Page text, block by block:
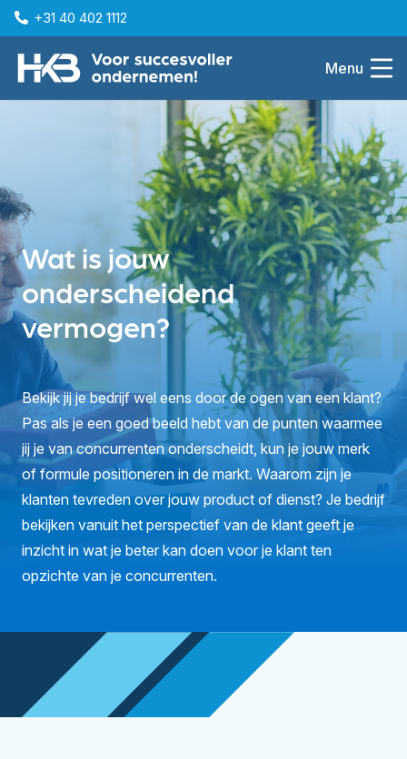
+31 40 402 1112
Menu
Wat is jouw
onderscheidend
vermogen?
Bekijk jij je bedrijf wel eens door de ogen van een klant?
Pas als je een goed beeld hebt van de punten waarmee
jij je van concurrenten onderscheidt, kun je jouw merk
of formule positioneren in de markt. Waarom zijn je
klanten tevreden over jouw product of dienst? Je bedrijf
bekijken vanuit het perspectief van de klant geeft je
inzicht in wat je beter kan doen voor je klant ten
opzichte van je concurrenten.